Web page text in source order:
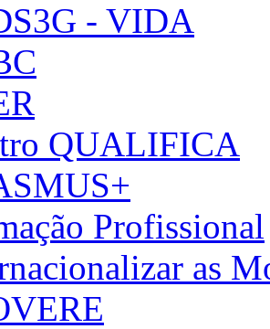
- VIDA
QUALIFICA
Profissional
as